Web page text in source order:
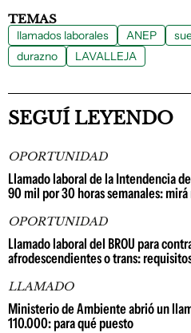
TEMAS
llamados laborales ANEP
durazno
LAVALLEJA
SEGUÍ LEYENDO
OPORTUNIDAD
Llamado laboral de la Intendencia
90 mil por 30 horas semanales:
OPORTUNIDAD
Llamado laboral del BROU para
afrodescendientes o trans:
LLAMADO
Ministerio de Ambiente abrió un
110.000: para qué puesto